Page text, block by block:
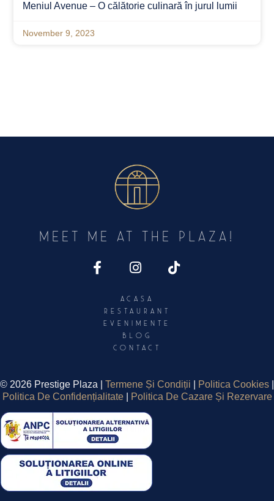
Meniul Avenue – O călătorie culinară în jurul lumii
November 9, 2023
Meet Me At The PLAZA!
Acasa
Restaurant
Evenimente
Blog
Contact
© 2026 Prestige Plaza | Termene Și Condiții Politica Cookies
Politica De Confidențialitate| Politica De Cazare Și Rezervare